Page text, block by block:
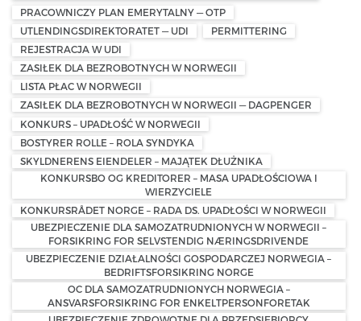
PRACOWNICZY PLAN EMERYTALNY — OTP
UTLENDINGSDIREKTORATET — UDI
PERMITTERING
REJESTRACJA W UDI
ZASIŁEK DLA BEZROBOTNYCH W NORWEGII
LISTA PŁAC W NORWEGII
ZASIŁEK DLA BEZROBOTNYCH W NORWEGII — DAGPENGER
KONKURS – UPADŁOŚĆ W NORWEGII
BOSTYRER ROLLE – ROLA SYNDYKA
SKYLDNERENS EIENDELER – MAJĄTEK DŁUŻNIKA
KONKURSBO OG KREDITORER – MASA UPADŁOŚCIOWA I
WIERZYCIELE
KONKURSRÅDET NORGE – RADA DS. UPADŁOŚCI W NORWEGII
UBEZPIECZENIE DLA SAMOZATRUDNIONYCH W NORWEGII –
FORSIKRING FOR SELVSTENDIG NÆRINGSDRIVENDE
UBEZPIECZENIE DZIAŁALNOŚCI GOSPODARCZEJ NORWEGIA –
BEDRIFTSFORSIKRING NORGE
OC DLA SAMOZATRUDNIONYCH NORWEGIA –
ANSVARSFORSIKRING FOR ENKELTPERSONFORETAK